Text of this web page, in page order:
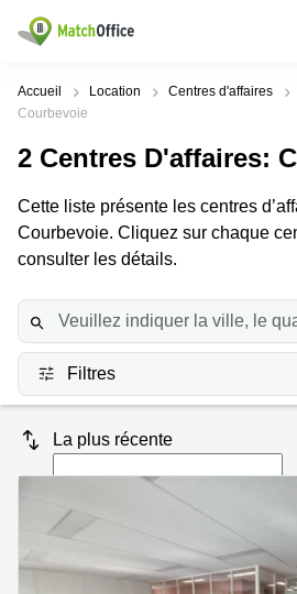
Rechercher / publier
Pages
de
Bureau
Centre
Coworking
Salles
de
réunion
Bureau
virtuel
Villes
Populaires
Paris
Lille
Bordeaux
Nantes
Toulouse
Nice
Strasbourg
Recherches
populaires
Centres
d'affaires
Paris
Lille
Coworking
Paris
Lyon
Coworking
Centres
Toulouse
Aide
Qui sommes-nous?
Publier un local
Prix
Connexion
Accueil Location Centres d'affaires
Courbevoie
2 Centres D'affaires:
Cette liste présente les centres
Courbevoie. Cliquez sur chaque
consulter les détails.
Filtres
La plus récente